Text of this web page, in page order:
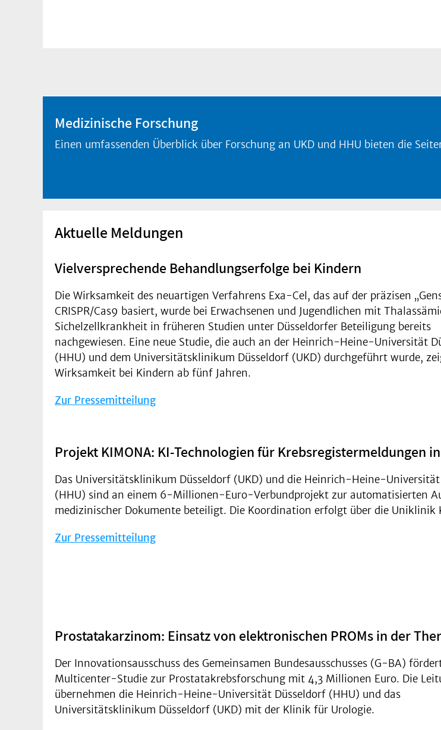
Medizinische Forschung
Einen umfassenden Überblick über Forschung an UKD und HHU bieten die
Aktuelle Meldungen
Vielversprechende Behandlungserfolge bei Kindern
Die Wirksamkeit des neuartigen Verfahrens Exa-Cel, das auf der präzisen
CRISPR/Cas9 basiert, wurde bei Erwachsenen und Jugendlichen mit
Sichelzellkrankheit in früheren Studien unter Düsseldorfer Beteiligung bereits
nachgewiesen. Eine neue Studie, die auch an der Heinrich-Heine-Universität
(HHU) und dem Universitätsklinikum Düsseldorf (UKD) durchgeführt wurde,
Wirksamkeit bei Kindern ab fünf Jahren.
Zur Pressemitteilung
Projekt KIMONA: KI-Technologien für Krebsregistermeldungen
Das Universitätsklinikum Düsseldorf (UKD) und die Heinrich-Heine-
(HHU) sind an einem 6-Millionen-Euro-Verbundprojekt zur automatisierten
medizinischer Dokumente beteiligt. Die Koordination erfolgt über die Uniklinik
Zur Pressemitteilung
Prostatakarzinom: Einsatz von elektronischen PROMs in der
Der Innovationsausschuss des Gemeinsamen Bundesausschusses (G-BA)
Multicenter-Studie zur Prostatakrebsforschung mit 4,3 Millionen Euro. Die
übernehmen die Heinrich-Heine-Universität Düsseldorf (HHU) und das
Universitätsklinikum Düsseldorf (UKD) mit der Klinik für Urologie.